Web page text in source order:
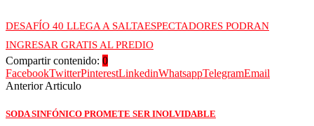
DESAFÍO 40 LLEGA A SALTAESPECTADORES PODRAN
INGRESAR GRATIS AL PREDIO
Compartir contenido: 0
FacebookTwitterPinterestLinkedinWhatsappTelegramEmail
Anterior Articulo
SODA SINFÓNICO PROMETE SER INOLVIDABLE